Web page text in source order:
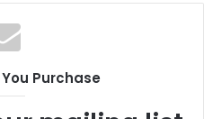
Purchase